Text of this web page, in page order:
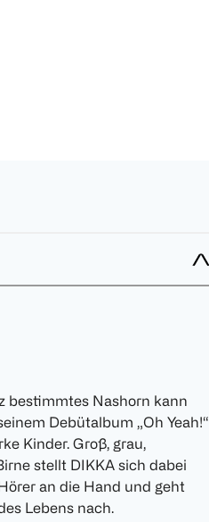
bestimmtes Nashorn kann
Debütalbum „Oh Yeah!“
Kinder. Groß, grau,
stellt DIKKA sich dabei
an die Hand und geht
Lebens nach.